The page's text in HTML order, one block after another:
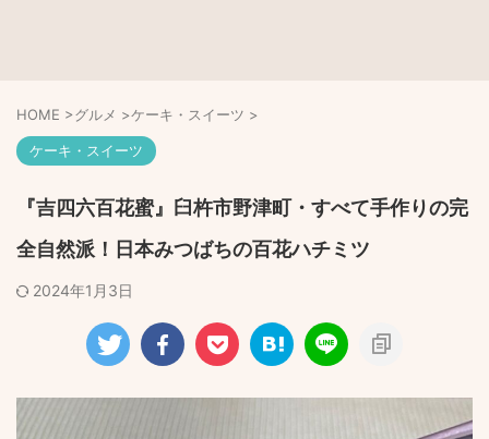
HOME >グルメ >ケーキ・スイーツ >
ケーキ・スイーツ
『吉四六百花蜜』臼杵市野津町・すべて手作りの完
全自然派！日本みつばちの百花ハチミツ
2024年1月3日